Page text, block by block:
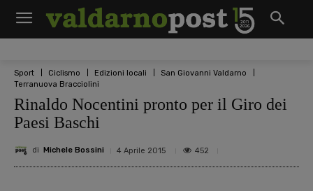
Sport Ciclismo Edizioni locali
San Giovanni Valdarno
Terranuova Bracciolini
Rinaldo Nocentini pronto per il Giro dei
Paesi Baschi
di Michele Bossini 4 Aprile 2015 452